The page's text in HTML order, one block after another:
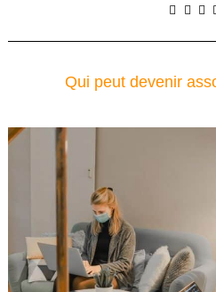
Qui peut devenir